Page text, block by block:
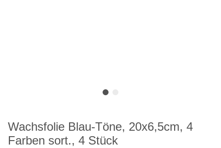
Wachsfolie Blau-Töne, 20x6,5cm, 4
Farben sort., 4 Stück